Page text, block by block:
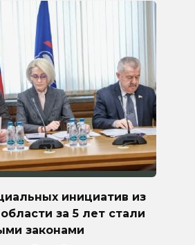
инициатив из
за 5 лет стали
законами